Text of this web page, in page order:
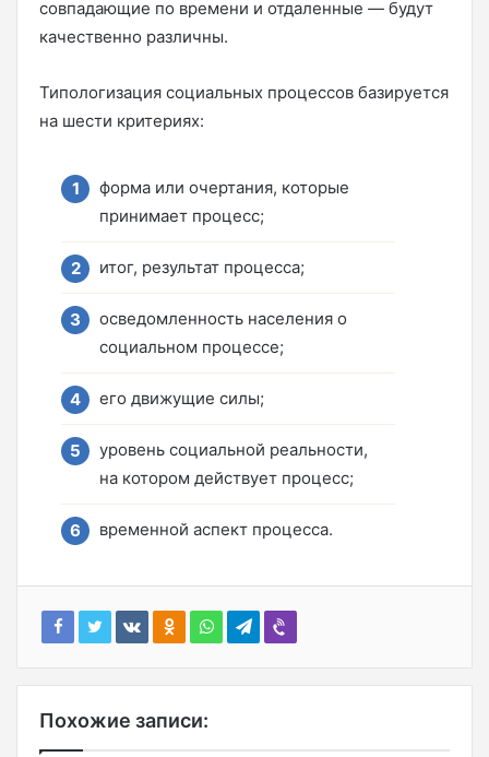
совпадающие по времени и отдаленные — будут
качественно различны.
Типологизация социальных процессов базируется
на шести критериях:
форма или очертания, которые
принимает процесс;
итог, результат процесса;
осведомленность населения о
социальном процессе;
его движущие силы;
уровень социальной реальности,
на котором действует процесс;
временной аспект процесса.
Похожие записи: